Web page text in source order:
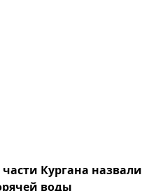
Кургана назвали
воды